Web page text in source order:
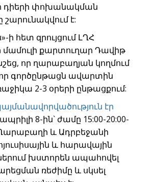
դիերի փոխանակման
է:
ի հետ զրույցում ԼՂՀ
քարտուղար Դավիթ
որ ղարաբաղյան կողմում
որ գործընթացն ավարտին
2-3 օրերի ընթացքում:
էր
ապրիլի 8-ին` ժամը 15:00-20:00-
Ղարաբաղի և Ադրբեջանի
և հարավային
խստորեն ապահովել
ռեժիմը և սկսել